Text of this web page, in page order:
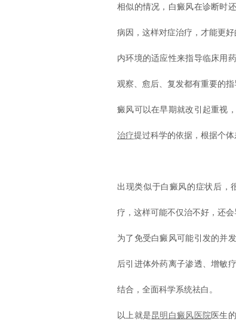
相似的情况，白癜风在诊断时
病因，这样对症治疗，才能更好
内环境的适应性来指导临床用
观察、愈后、复发都有重要的
癜风可以在早期就改引起重视
治疗提过科学的依据，根据个
出现类似于白癜风的症状后，
疗，这样可能不仅治不好，还
为了免受白癜风可能引发的并
后引进体外药离子渗透、增敏
结合，全面科学系统祛白。
以上就是昆明白癜风医院 医生